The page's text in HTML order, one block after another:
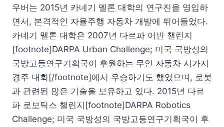
우버는 2015년 카네기 멜론 대학의 연구진을 영입하
면서, 본격적인 자율주행 자동차 개발에 뛰어들었다.
카네기 멜론 대학은 2007년 다르파 어반 챌린지
[footnote]DARPA Urban Challenge; 미국 국방성의
국방고등연구기획국이 후원하는 무인 자동차 시가지
경주 대회[/footnote]에서 우승하기도 했었으며, 로봇
과 관련된 많은 기술을 보유하고 있다. 2015년 다르
파 로보틱스 챌린지[footnote]DARPA Robotics
Challenge; 미국 국방성의 국방고등연구기획국이 후